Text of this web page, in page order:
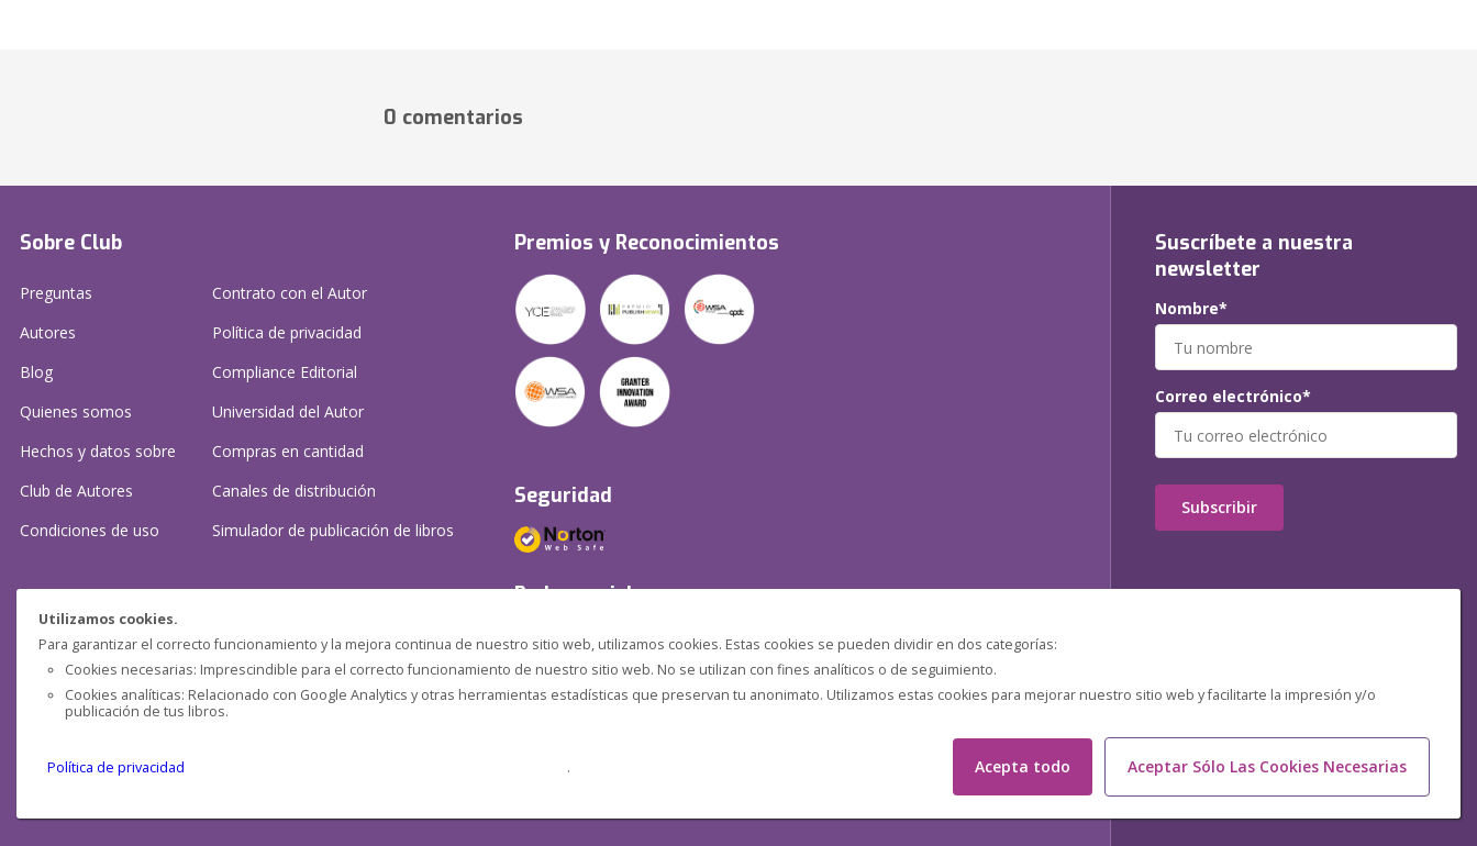
Utilizamos cookies.
Para garantizar el correcto funcionamiento y la mejora continua de nuestro sitio web, utilizamos cookies. Estas cookies se pueden dividir en dos categorías:
Cookies necesarias: Imprescindible para el correcto funcionamiento de nuestro sitio web. No se utilizan con fines analíticos o de seguimiento.
Cookies analíticas: Relacionado con Google Analytics y otras herramientas estadísticas que preservan tu anonimato. Utilizamos estas cookies para mejorar nuestro sitio web y facilitarte la impresión y/o
publicación de tus libros.
Política de privacidad . Acepta todo Aceptar Sólo Las Cookies Necesarias
0 comentarios
Sobre Club
Preguntas
Autores
Blog
Quienes somos
Hechos y datos sobre
Club de Autores
Condiciones de uso
Contrato con el Autor
Política de privacidad
Compliance Editorial
Universidad del Autor
Compras en cantidad
Canales de distribución
Simulador de publicación de libros
¿Necesitas ayuda?
Preguntas frecuentes
Contacta con nosotros: (contacto@clubdeautores.com )
Premios y Reconocimientos
Seguridad
Redes sociales
Suscríbete a nuestra
newsletter
Nombre*
Correo electrónico*
Subscribir
Pensática Lda., Número de Identificação Fiscal 517215560